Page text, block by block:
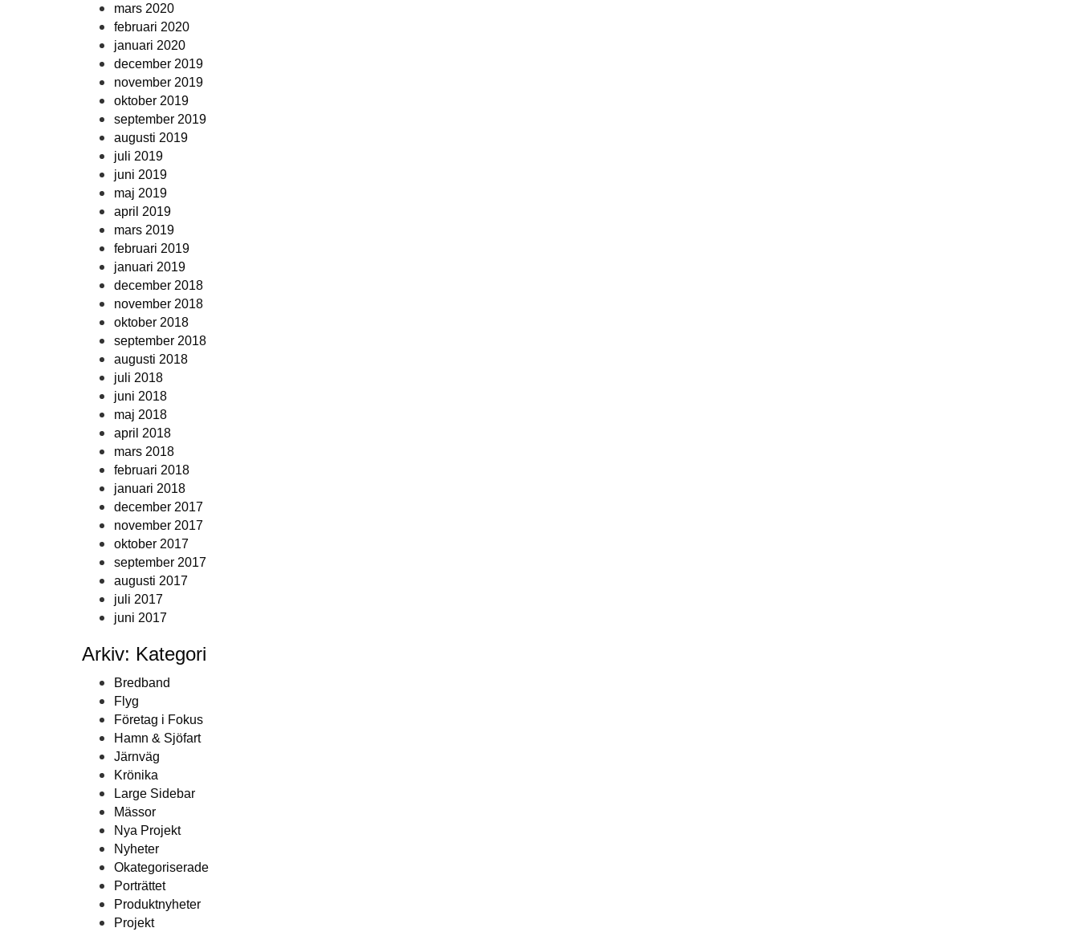
mars 2020
februari 2020
januari 2020
december 2019
november 2019
oktober 2019
september 2019
augusti 2019
juli 2019
juni 2019
maj 2019
april 2019
mars 2019
februari 2019
januari 2019
december 2018
november 2018
oktober 2018
september 2018
augusti 2018
juli 2018
juni 2018
maj 2018
april 2018
mars 2018
februari 2018
januari 2018
december 2017
november 2017
oktober 2017
september 2017
augusti 2017
juli 2017
juni 2017
Arkiv: Kategori
Bredband
Flyg
Företag i Fokus
Hamn & Sjöfart
Järnväg
Krönika
Large Sidebar
Mässor
Nya Projekt
Nyheter
Okategoriserade
Porträttet
Produktnyheter
Projekt